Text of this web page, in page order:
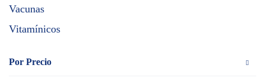
Vacunas
Vitamínicos
Por Precio